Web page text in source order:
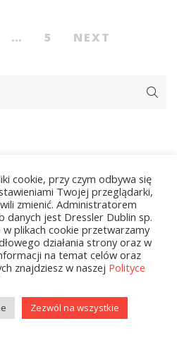
… 5 NEXT
cookie, przy czym odbywa się
Twojej przeglądarki,
zmienić. Administratorem
danych jest Dressler Dublin sp.
plikach cookie przetwarzamy
działania strony oraz w
na temat celów oraz
znajdziesz w naszej Polityce
Zezwól na wszystkie